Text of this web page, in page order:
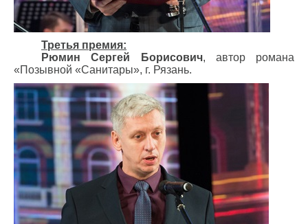
Третья премия:
Рюмин Сергей Борисович, автор романа
«Позывной «Санитары», г. Рязань.